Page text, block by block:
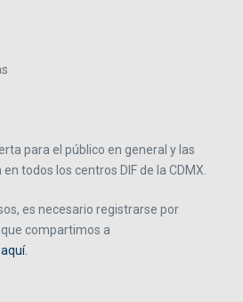
para el público en general y las
todos los centros DIF de la CDMX.
es necesario registrarse por
compartimos a